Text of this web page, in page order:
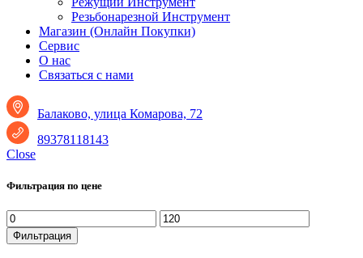
Резьбонарезной Инструмент
Магазин (Онлайн Покупки)
Сервис
О нас
Связаться с нами
Балаково, улица Комарова, 72
89378118143
Close
Фильтрация по цене
Минимальная
цена
Максимальная
цена
Фильтрация